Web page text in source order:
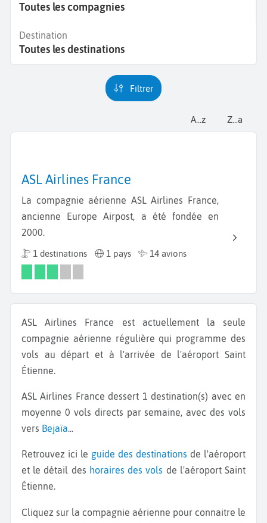
Toutes les compagnies
Destination
Toutes les destinations
Filtrer
a...z z...a
ASL Airlines France
La compagnie aérienne ASL Airlines France,
ancienne Europe Airpost, a été fondée en
2000.
1 destinations 1 pays 14 avions
ASL Airlines France est actuellement la seule
compagnie aérienne régulière qui programme des
vols au départ et à l'arrivée de l'aéroport Saint
Étienne.
ASL Airlines France dessert 1 destination(s) avec en
moyenne 0 vols directs par semaine, avec des vols
vers Bejaïa...
Retrouvez ici le guide des destinations de l'aéroport
et le détail des horaires des vols de l'aéroport Saint
Étienne.
Cliquez sur la compagnie aérienne pour connaitre le